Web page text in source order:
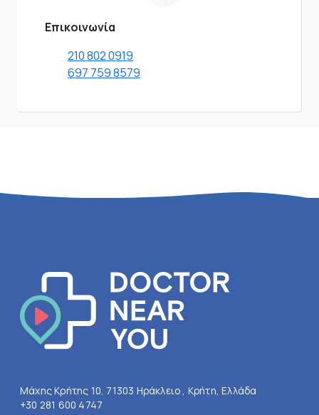
Επικοινωνία
210 802 0919
697 759 8579
Μάχης Κρήτης 10, 71303 Ηράκλειο , Κρήτη, Ελλάδα
+30 281 600 4747